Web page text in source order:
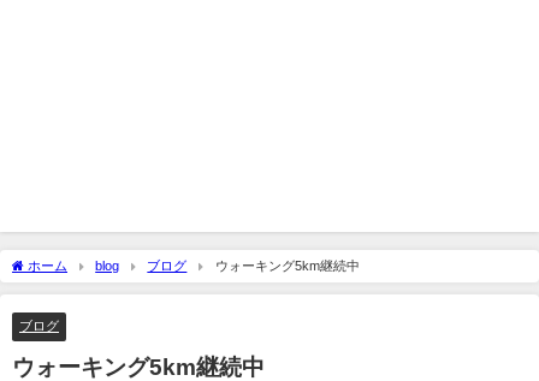
ホーム blog ブログ ウォーキング5km継続中
ブログ
ウォーキング5km継続中